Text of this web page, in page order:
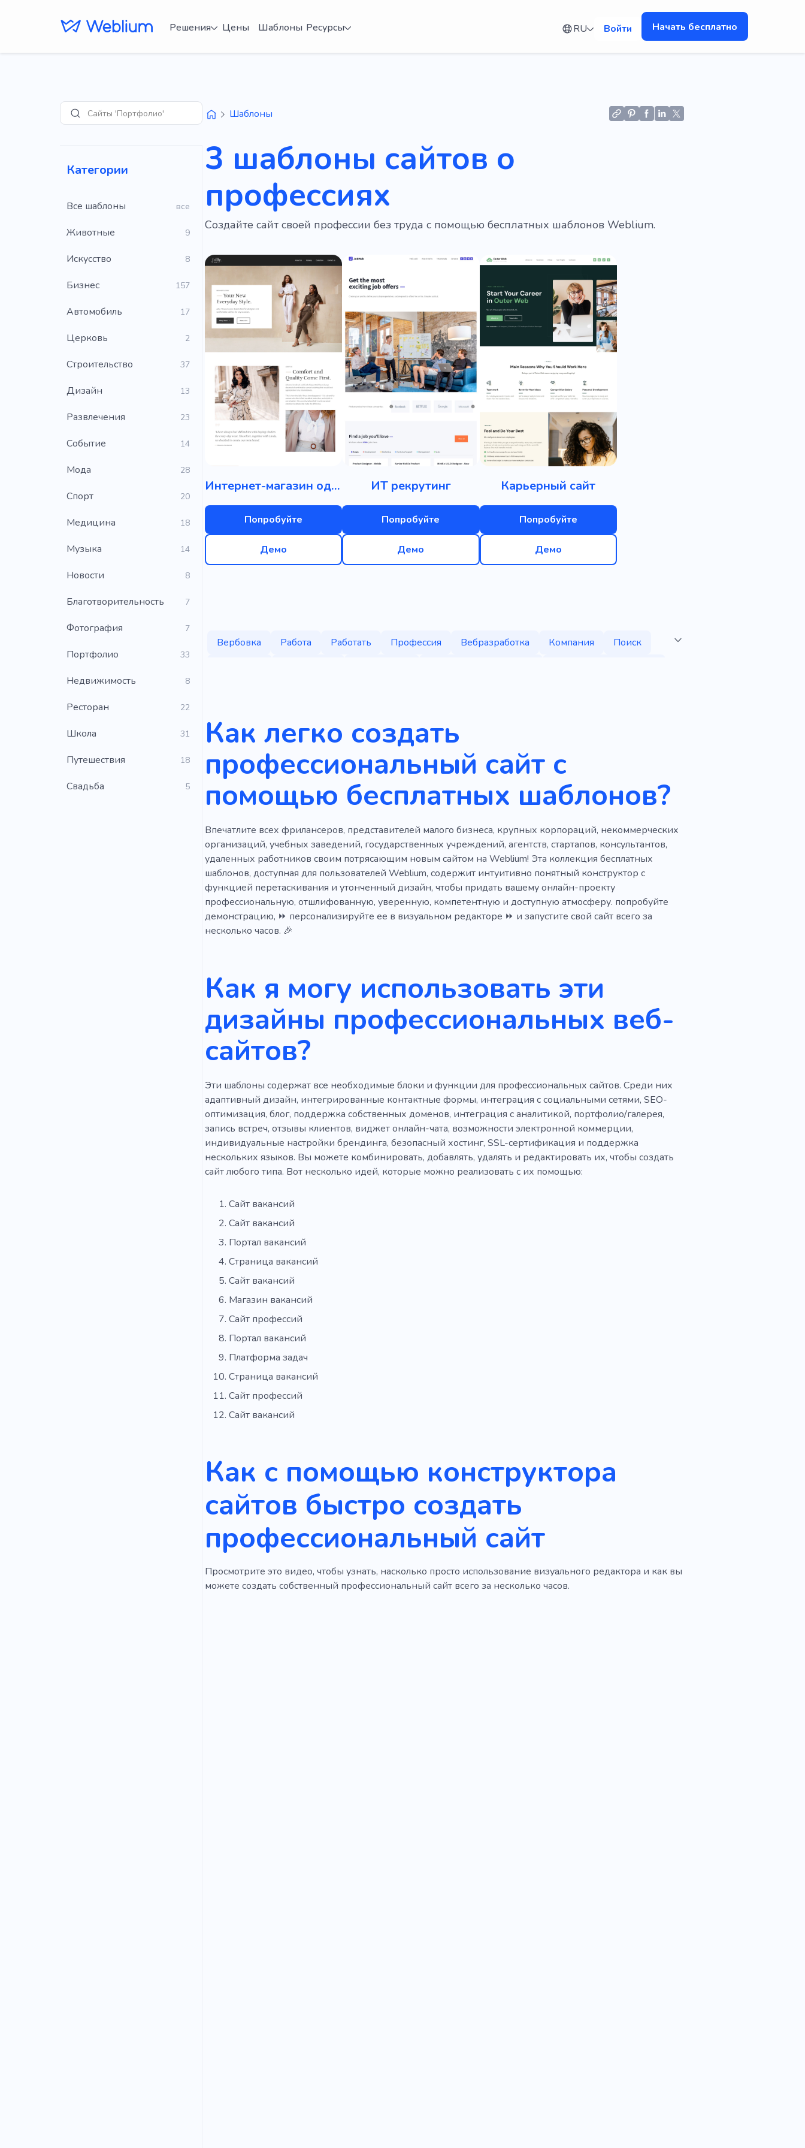
Решения Цены Шаблоны Ресурсы RU Войти Начать бесплатно
ПоискСайты 'Портфолио'
Категории
Все шаблоны все
Животные 9
Искусство 8
Бизнес 157
Автомобиль 17
Церковь 2
Строительство 37
Дизайн 13
Развлечения 23
Событие 14
Мода 28
Cпорт 20
Медицина 18
Музыка 14
Новости 8
Благотворительность 7
Фотография 7
Портфолио 33
Недвижимость 8
Ресторан 22
Школа 31
Путешествия 18
Свадьба 5
Шаблоны
3 шаблоны сайтов о
профессиях
Создайте сайт своей профессии без труда с помощью бесплатных шаблонов Weblium.
Интернет-магазин одежды
Попробуйте
Демо
ИТ рекрутинг
Попробуйте
Демо
Карьерный сайт
Попробуйте
Демо
Вербовка Работа Работать Профессия Вебразработка Компания
Поиск
Как легко создать
профессиональный сайт с
помощью бесплатных шаблонов?
Впечатлите всех фрилансеров, представителей малого бизнеса, крупных корпораций, некоммерческих
организаций, учебных заведений, государственных учреждений, агентств, стартапов, консультантов,
удаленных работников своим потрясающим новым сайтом на Weblium! Эта коллекция бесплатных
шаблонов, доступная для пользователей Weblium, содержит интуитивно понятный конструктор с
функцией перетаскивания и утонченный дизайн, чтобы придать вашему онлайн-проекту
профессиональную, отшлифованную, уверенную, компетентную и доступную атмосферу. попробуйте
демонстрацию, ⏩ персонализируйте ее в визуальном редакторе ⏩ и запустите свой сайт всего за
несколько часов. 🎉
Как я могу использовать эти
дизайны профессиональных веб-
сайтов?
Эти шаблоны содержат все необходимые блоки и функции для профессиональных сайтов. Среди них
адаптивный дизайн, интегрированные контактные формы, интеграция с социальными сетями, SEO-
оптимизация, блог, поддержка собственных доменов, интеграция с аналитикой, портфолио/галерея,
запись встреч, отзывы клиентов, виджет онлайн-чата, возможности электронной коммерции,
индивидуальные настройки брендинга, безопасный хостинг, SSL-сертификация и поддержка
нескольких языков. Вы можете комбинировать, добавлять, удалять и редактировать их, чтобы создать
сайт любого типа. Вот несколько идей, которые можно реализовать с их помощью:
Сайт вакансий
Сайт вакансий
Портал вакансий
Страница вакансий
Сайт вакансий
Магазин вакансий
Сайт профессий
Портал вакансий
Платформа задач
Страница вакансий
Сайт профессий
Сайт вакансий
Как с помощью конструктора
сайтов быстро создать
профессиональный сайт
Просмотрите это видео, чтобы узнать, насколько просто использование визуального редактора и как вы
можете создать собственный профессиональный сайт всего за несколько часов.